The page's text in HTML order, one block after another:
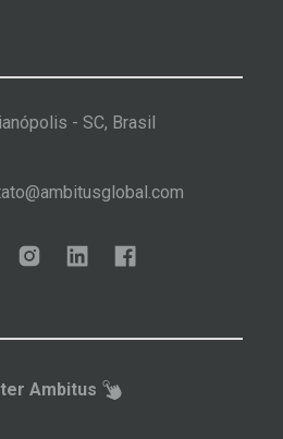
- SC, Brasil
Ambitus